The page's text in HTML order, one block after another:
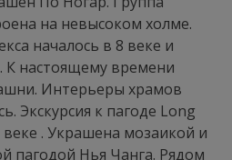
на невысоком холме.
началось в 8 веке и
К настоящему времени
Интерьеры храмов
Экскурсия к пагоде Long
. Украшена мозаикой и
пагодой Нья Чанга. Рядом